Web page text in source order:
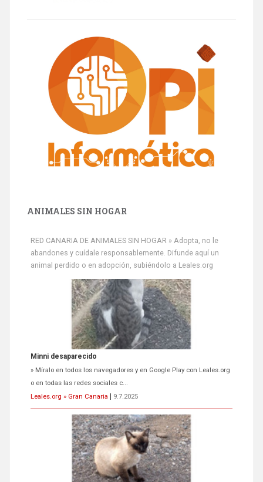
ANIMALES SIN HOGAR
RED CANARIA DE ANIMALES SIN HOGAR » Adopta, no le
abandones y cuídale responsablemente. Difunde aquí un
animal perdido o en adopción, subiéndolo a Leales.org
Minni desaparecido
» Míralo en todos los navegadores y en Google Play con Leales.org
o en todas las redes sociales c...
Leales.org » Gran Canaria | 9.7.2025
Siami Perdida
Se llama Siami,es hembra de 4 años,esterilizada con marca de
oreja,cariñosa,mimosa pero miedosa,e...
Leales.org » Gran Canaria
9.7.2025